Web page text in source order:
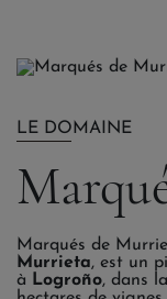
LE DOMAINE
Marqués de
Murrieta, est un
à
Logroño, dans